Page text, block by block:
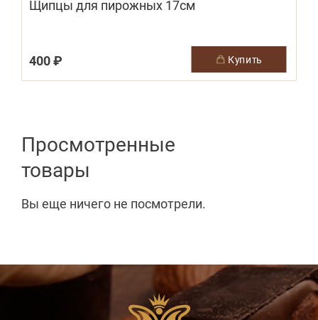
Щипцы для пирожных 17см
400 ₽ купить
Просмотренные
товары
Вы еще ничего не посмотрели.